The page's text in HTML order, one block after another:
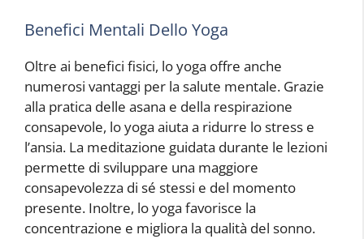
Benefici Mentali Dello Yoga
Oltre ai benefici fisici, lo yoga offre anche
numerosi vantaggi per la salute mentale. Grazie
alla pratica delle asana e della respirazione
consapevole, lo yoga aiuta a ridurre lo stress e
l’ansia. La meditazione guidata durante le lezioni
permette di sviluppare una maggiore
consapevolezza di sé stessi e del momento
presente. Inoltre, lo yoga favorisce la
concentrazione e migliora la qualità del sonno.